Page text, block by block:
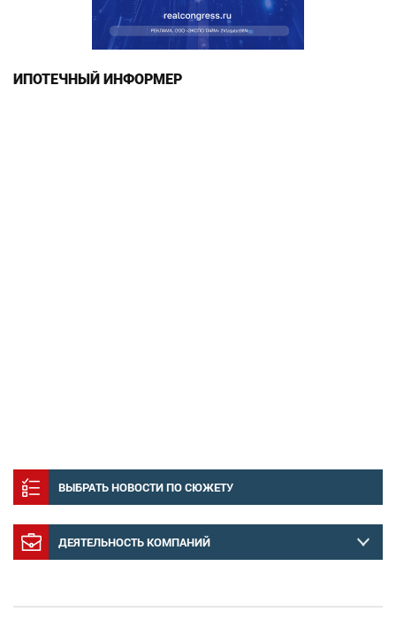
ИПОТЕЧНЫЙ ИНФОРМЕР
ВЫБРАТЬ НОВОСТИ ПО СЮЖЕТУ
ДЕЯТЕЛЬНОСТЬ КОМПАНИЙ